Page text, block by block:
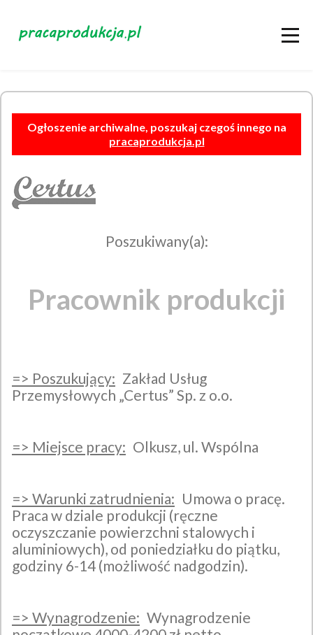
Ogłoszenie archiwalne, poszukaj czegoś innego na
pracaprodukcja.pl
Poszukiwany(a):
Pracownik produkcji
=> Poszukujący: Zakład Usług
Przemysłowych „Certus” Sp. z o.o.
=> Miejsce pracy: Olkusz, ul. Wspólna
=> Warunki zatrudnienia: Umowa o pracę.
Praca w dziale produkcji (ręczne
oczyszczanie powierzchni stalowych i
aluminiowych), od poniedziałku do piątku,
godziny 6-14 (możliwość nadgodzin).
=> Wynagrodzenie: Wynagrodzenie